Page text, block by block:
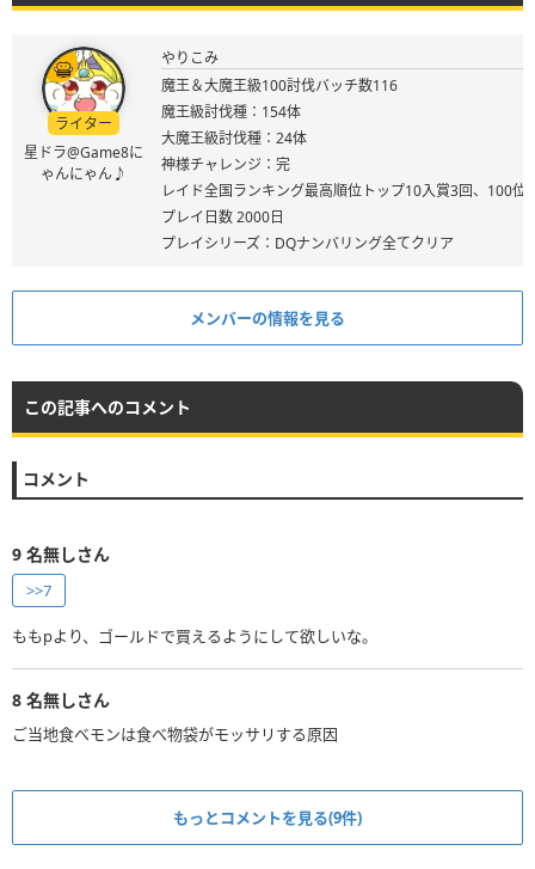
ライター
星ドラ@Game8に
ゃんにゃん♪
やりこみ
魔王＆大魔王級100討伐バッチ数116
魔王級討伐種：154体
大魔王級討伐種：24体
神様チャレンジ：完
レイド全国ランキング最高順位トップ10入賞3回、100位
プレイ日数 2000日
プレイシリーズ：DQナンバリング全てクリア
メンバーの情報を見る
この記事へのコメント
コメント
9 名無しさん
>>7
ももpより、ゴールドで買えるようにして欲しいな。
8 名無しさん
ご当地食べモンは食べ物袋がモッサリする原因
もっとコメントを見る(9件)